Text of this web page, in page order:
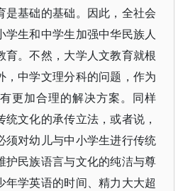
是基础的基础。因此，全社会
学生和中学生加强中华民族人
育。不然，大学人文教育就根
，中学文理分科的问题，作为
更加合理的解决方案。同样
文化的承传立法，或者说，
须对幼儿与中小学生进行传统
护民族语言与文化的纯洁与尊
年学英语的时间、精力大大超